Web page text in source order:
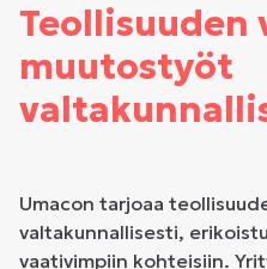
muutostyöt
Umacon tarjoaa
valtakunnallisesti,
vaativimpiin kohteisiin.